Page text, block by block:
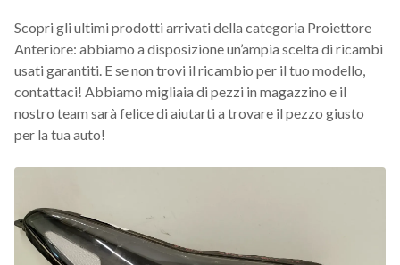
Scopri gli ultimi prodotti arrivati della categoria Proiettore
Anteriore: abbiamo a disposizione un’ampia scelta di ricambi
usati garantiti. E se non trovi il ricambio per il tuo modello,
contattaci! Abbiamo migliaia di pezzi in magazzino e il
nostro team sarà felice di aiutarti a trovare il pezzo giusto
per la tua auto!